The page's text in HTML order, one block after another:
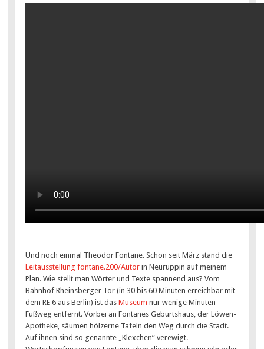
Und noch einmal Theodor Fontane. Schon seit März stand die
Leitausstellung fontane.200/Autor in Neuruppin auf meinem
Plan. Wie stellt man Wörter und Texte spannend aus? Vom
Bahnhof Rheinsberger Tor (in 30 bis 60 Minuten erreichbar mit
dem RE 6 aus Berlin) ist dasMuseum nur wenige Minuten
Fußweg entfernt. Vorbei an Fontanes Geburtshaus, der Löwen-
Apotheke, säumen hölzerne Tafeln den Weg durch die Stadt.
Auf ihnen sind so genannte „Klexchen“ verewigt.